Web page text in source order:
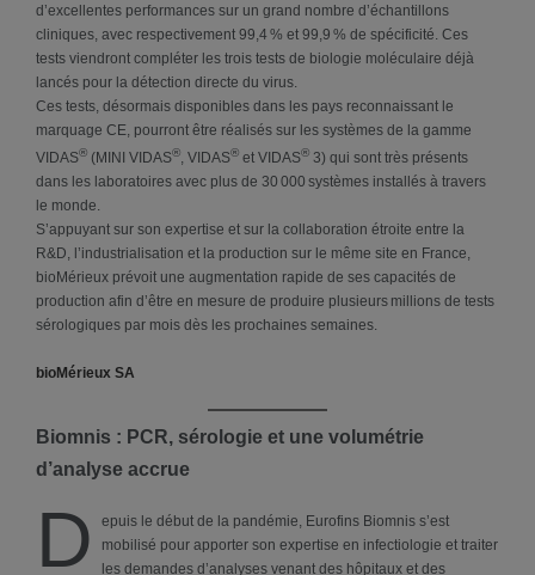
d’excellentes performances sur un grand nombre d’échantillons
cliniques, avec respectivement 99,4 % et 99,9 % de spécificité. Ces
tests viendront compléter les trois tests de biologie moléculaire déjà
lancés pour la détection directe du virus.
Ces tests, désormais disponibles dans les pays reconnaissant le
marquage CE, pourront être réalisés sur les systèmes de la gamme
VIDAS® (MINI VIDAS® , VIDAS® et VIDAS® 3) qui sont très présents
dans les laboratoires avec plus de 30 000 systèmes installés à travers
le monde.
S’appuyant sur son expertise et sur la collaboration étroite entre la
R&D, l’industrialisation et la production sur le même site en France,
bioMérieux prévoit une augmentation rapide de ses capacités de
production afin d’être en mesure de produire plusieurs millions de tests
sérologiques par mois dès les prochaines semaines.
bioMérieux SA
Biomnis : PCR, sérologie et une volumétrie
d’analyse accrue
D
epuis le début de la pandémie, Eurofins Biomnis s’est
mobilisé pour apporter son expertise en infectiologie et traiter
les demandes d’analyses venant des hôpitaux et des